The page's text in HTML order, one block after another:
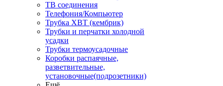
ТВ соединения
Телефония/Компьютер
Трубка ХВТ (кембрик)
Трубки и перчатки холодной
усадки
Трубки термоусадочные
Коробки распаячные,
разветвительные,
установочные(подрозетники)